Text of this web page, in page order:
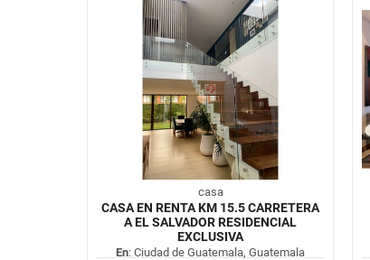
casa
CASA EN RENTA KM 15.5 CARRETERA
A EL SALVADOR RESIDENCIAL
EXCLUSIVA
En: Ciudad de Guatemala, Guatemala